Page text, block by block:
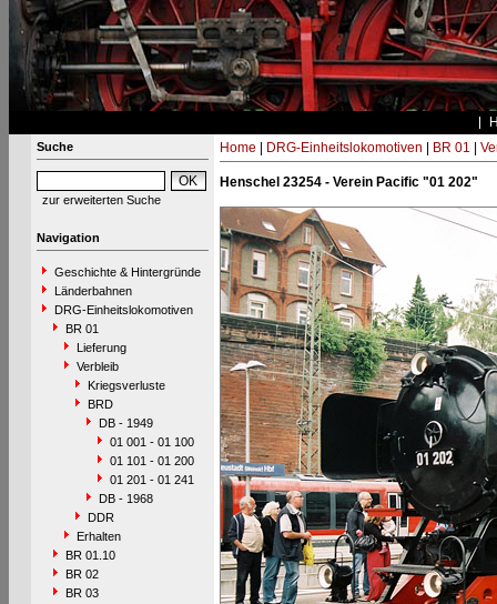
Suche
zur erweiterten Suche
Navigation
Geschichte & Hintergründe
Länderbahnen
DRG-Einheitslokomotiven
BR 01
Lieferung
Verbleib
Kriegsverluste
BRD
DB - 1949
01 001 - 01 100
01 101 - 01 200
01 201 - 01 241
DB - 1968
DDR
Erhalten
BR 01.10
BR 02
BR 03
Home DRG-Einheitslokomotiven BR 01
Henschel 23254 - Verein Pacific "01 202"